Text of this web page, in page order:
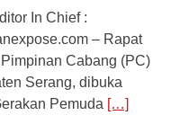
In Chief :
– Rapat
Cabang (PC)
Serang, dibuka
Pemuda […]